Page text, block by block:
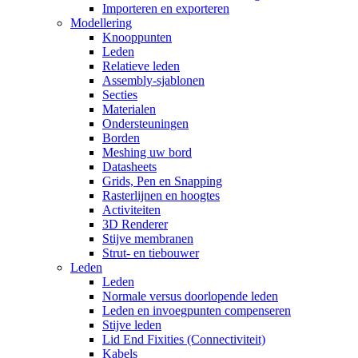
Importeren en exporteren
Modellering
Knooppunten
Leden
Relatieve leden
Assembly-sjablonen
Secties
Materialen
Ondersteuningen
Borden
Meshing uw bord
Datasheets
Grids, Pen en Snapping
Rasterlijnen en hoogtes
Activiteiten
3D Renderer
Stijve membranen
Strut- en tiebouwer
Leden
Leden
Normale versus doorlopende leden
Leden en invoegpunten compenseren
Stijve leden
Lid End Fixities (Connectiviteit)
Kabels